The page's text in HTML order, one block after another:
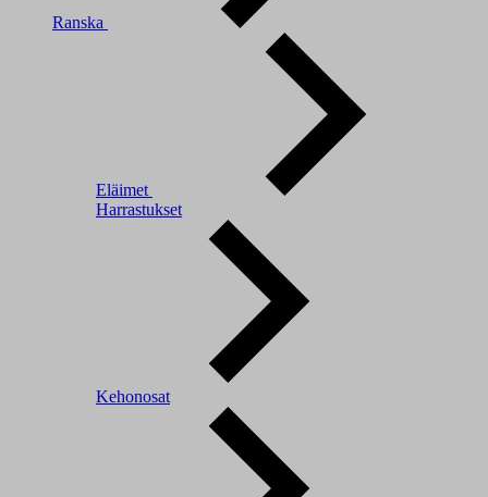
Ranska
Eläimet
Harrastukset
Kehonosat